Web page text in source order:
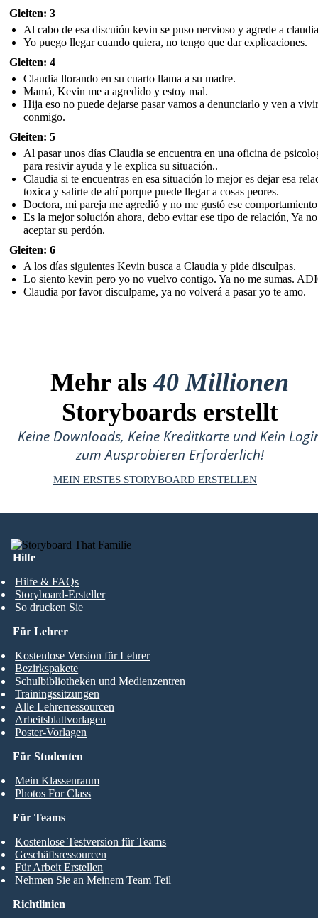
Gleiten: 3
Al cabo de esa discuión kevin se puso nervioso y agrede a
Yo puego llegar cuando quiera, no tengo que dar explicaciones.
Gleiten: 4
Claudia llorando en su cuarto llama a su madre.
Mamá, Kevin me a agredido y estoy mal.
Hija eso no puede dejarse pasar vamos a denunciarlo y ven a vivir
conmigo.
Gleiten: 5
Al pasar unos días Claudia se encuentra en una oficina de
para resivir ayuda y le explica su situación..
Claudia si te encuentras en esa situación lo mejor es dejar esa
toxica y salirte de ahí porque puede llegar a cosas peores.
Doctora, mi pareja me agredió y no me gustó ese
Es la mejor solución ahora, debo evitar ese tipo de relación, Ya
aceptar su perdón.
Gleiten: 6
A los días siguientes Kevin busca a Claudia y pide disculpas.
Lo siento kevin pero yo no vuelvo contigo. Ya no me sumas.
Claudia por favor disculpame, ya no volverá a pasar yo te amo.
Mehr als40 Millionen
Storyboards erstellt
Keine Downloads, Keine Kreditkarte und Kein
zum Ausprobieren Erforderlich!
MEIN ERSTES STORYBOARD ERSTELLEN
Hilfe
Hilfe & FAQs
Storyboard-Ersteller
So drucken Sie
Für Studenten
Mein Klassenraum
Photos For Class
Für Lehrer
Kostenlose Version für Lehrer
Bezirkspakete
Schulbibliotheken und Medienzentren
Trainingssitzungen
Alle Lehrerressourcen
Arbeitsblattvorlagen
Poster-Vorlagen
Für Teams
Kostenlose Testversion für Teams
Geschäftsressourcen
Für Arbeit Erstellen
Nehmen Sie an Meinem Team Teil
Richtlinien